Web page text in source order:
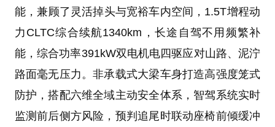
能，兼顾了灵活掉头与宽裕车内空间，1.5T增程动
力CLTC综合续航1340km，长途自驾不用频繁补
能，综合功率391kW双电机电四驱应对山路、泥泞
路面毫无压力。非承载式大梁车身打造高强度笼式
防护，搭配六维全域主动安全体系，智驾系统实时
监测前后侧方风险，预判追尾时联动座椅前倾缓冲